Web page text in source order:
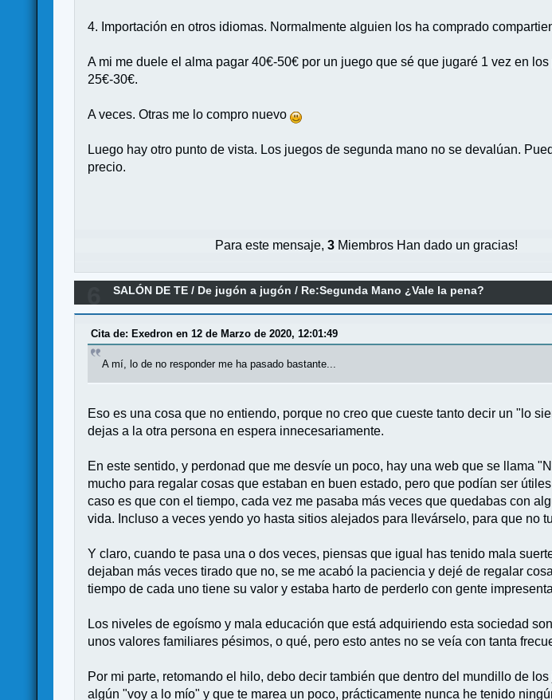
4. Importación en otros idiomas. Normalmente alguien los ha comprado
A mi me duele el alma pagar 40€-50€ por un juego que sé que jugaré 1 vez en
25€-30€.
A veces. Otras me lo compro nuevo
Luego hay otro punto de vista. Los juegos de segunda mano no se devalúan.
precio.
Para este mensaje,3 Miembros Han dado un gracias!
SALÓN DE TE / De jugón a jugón / Re:Segunda Mano ¿Vale la pena?
Cita de: Exedron en 12 de Marzo de 2020, 12:01:49
A mí, lo de no responder me ha pasado bastante...
Eso es una cosa que no entiendo, porque no creo que cueste tanto decir un "lo
dejas a la otra persona en espera innecesariamente.
En este sentido, y perdonad que me desvíe un poco, hay una web que se llama
mucho para regalar cosas que estaban en buen estado, pero que podían ser
caso es que con el tiempo, cada vez me pasaba más veces que quedabas con
vida. Incluso a veces yendo yo hasta sitios alejados para llevárselo, para que no
Y claro, cuando te pasa una o dos veces, piensas que igual has tenido mala
dejaban más veces tirado que no, se me acabó la paciencia y dejé de regalar
tiempo de cada uno tiene su valor y estaba harto de perderlo con gente
Los niveles de egoísmo y mala educación que está adquiriendo esta sociedad
unos valores familiares pésimos, o qué, pero esto antes no se veía con tanta
Por mi parte, retomando el hilo, debo decir también que dentro del mundillo de
algún "voy a lo mío" y que te marea un poco, prácticamente nunca he tenido